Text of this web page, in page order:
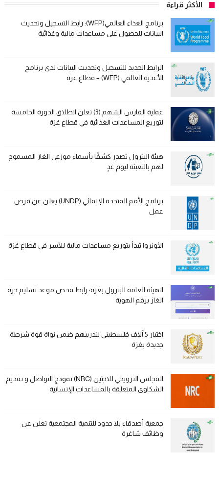
الأكثر قراءة
برنامج الغذاء العالمي(WFP): رابط التسجيل وتحديث
البيانات للحصول على مساعدات مالية وغذائية
الرابط الجديد للتسجيل وتحديث البيانات لدى برنامج
الأغذية العالمي (WFP) – قطاع غزة
عملية الفارس الشهم (3) تعلن انطلاق الدورة الخامسة
لتوزيع المساعدات الغذائية في قطاع غزة
هيئة البترول تصدر كشفًا بأسماء موزعي الغاز المسموح
لهم بالتعبئة ليوم غدٍ
برنامج الأمم المتحدة الإنمائي (UNDP) يعلن عن فرص
عمل
الأونروا تبدأ بتوزيع مساعدات مالية للأسر في قطاع غزة
الهيئة العامة للبترول بغزة: رابط فحص موعد تسليم جرة
الغاز برقم الهوية
اختيار 5 آلاف فلسطيني لتدريبهم ضمن نواة قوة شرطة
جديدة بغزة
المجلس النرويجي للاجئين (NRC) نموذج التواصل و تقديم
الشكاوى المتعلقة بالمساعدات الإنسانية
جمعية أصدقاء بلا حدود للتنمية المجتمعية تعلن عن
وظائف شاغرة